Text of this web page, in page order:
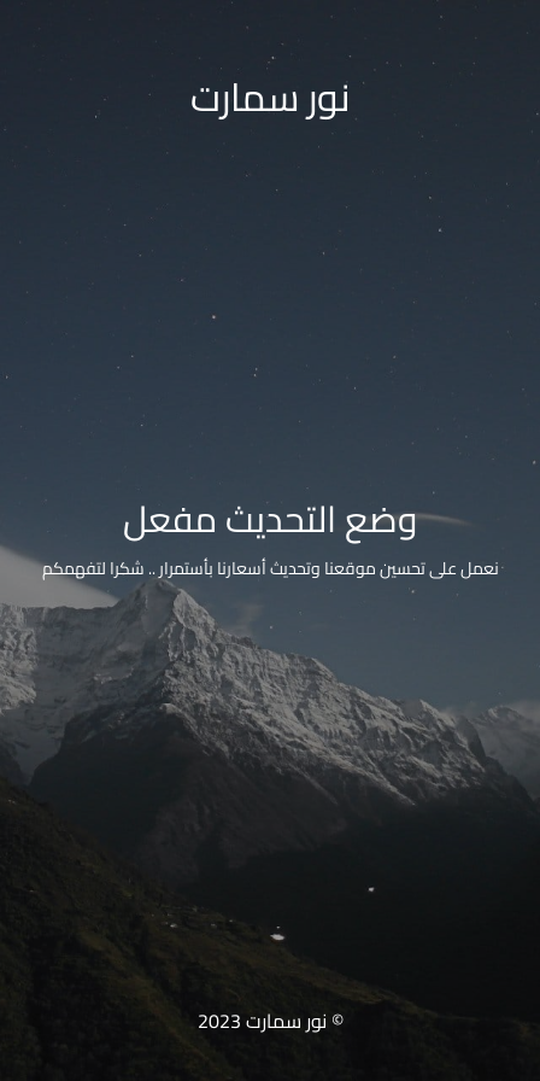
نور سمارت
وضع التحديث مفعل
نعمل على تحسين موقعنا وتحديث أسعارنا بأستمرار .. شكرا لتفهمكم
© نور سمارت 2023